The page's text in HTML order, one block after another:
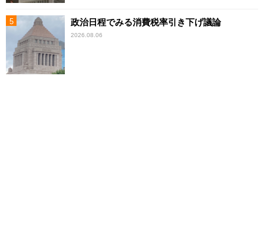
政治日程でみる消費税率引き下げ議論
2026.08.06